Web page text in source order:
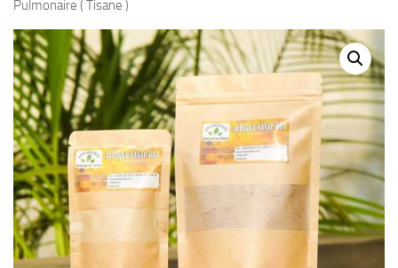
Pulmonaire ( Tisane )